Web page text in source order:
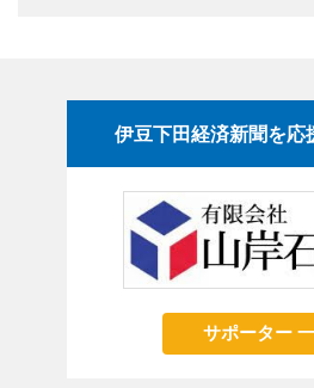
伊豆下田経済新聞を応
サポーター